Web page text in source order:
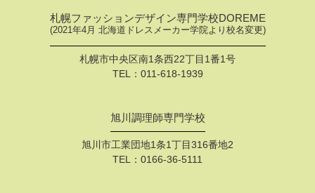
札幌ファッションデザイン専門学校DOREME
(2021年4月 北海道ドレスメーカー学院より校名変更)
札幌市中央区南1条西22丁目1番1号
TEL： 011-618-1939
旭川調理師専門学校
旭川市工業団地1条1丁目316番地2
TEL： 0166-36-5111